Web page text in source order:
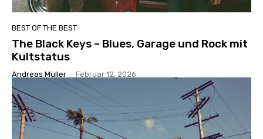
BEST OF THE BEST
The Black Keys – Blues, Garage und Rock mit
Kultstatus
Andreas Müller - Februar 12, 2026